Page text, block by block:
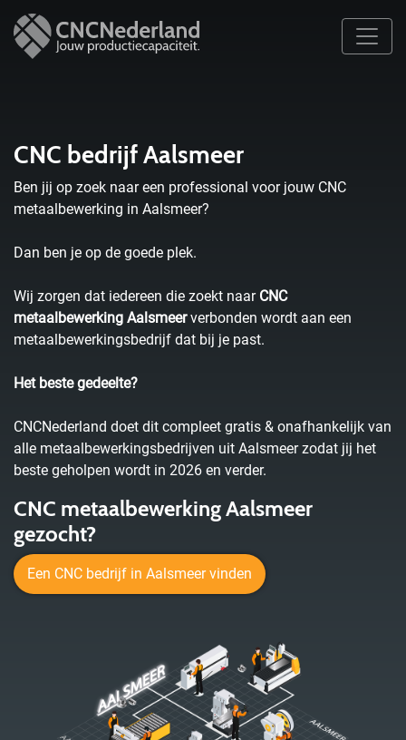
CNC bedrijf Aalsmeer
Ben jij op zoek naar een professional voor jouw CNC
metaalbewerking in Aalsmeer?
Dan ben je op de goede plek.
Wij zorgen dat iedereen die zoekt naar CNC
metaalbewerking Aalsmeerverbonden wordt aan een
metaalbewerkingsbedrijf dat bij je past.
Het beste gedeelte?
CNCNederland doet dit compleet gratis & onafhankelijk van
alle metaalbewerkingsbedrijven uit Aalsmeer zodat jij het
beste geholpen wordt in 2026 en verder.
CNC metaalbewerking Aalsmeer
gezocht?
Een CNC bedrijf in Aalsmeer vinden